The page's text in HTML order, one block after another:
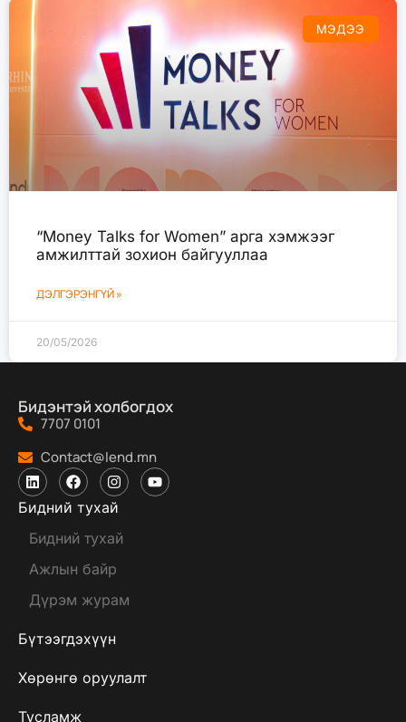
МЭДЭЭ
“Money Talks for Women” арга хэмжээг
амжилттай зохион байгууллаа
ДЭЛГЭРЭНГҮЙ »
20/05/2026
Бидэнтэй холбогдох
7707 0101
Contact@lend.mn
Бидний тухай
Бүтээгдэхүүн
Хөрөнгө оруулалт
Тусламж
Бидний тухай
Ажлын байр
Дүрэм журам